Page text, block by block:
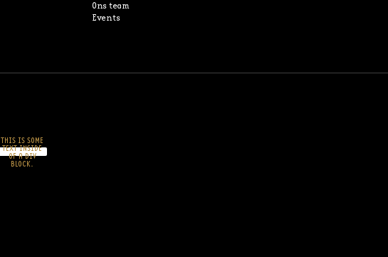
Ons team
Events
THIS IS SOME
TEXT INSIDE
OF A DIV
BLOCK.